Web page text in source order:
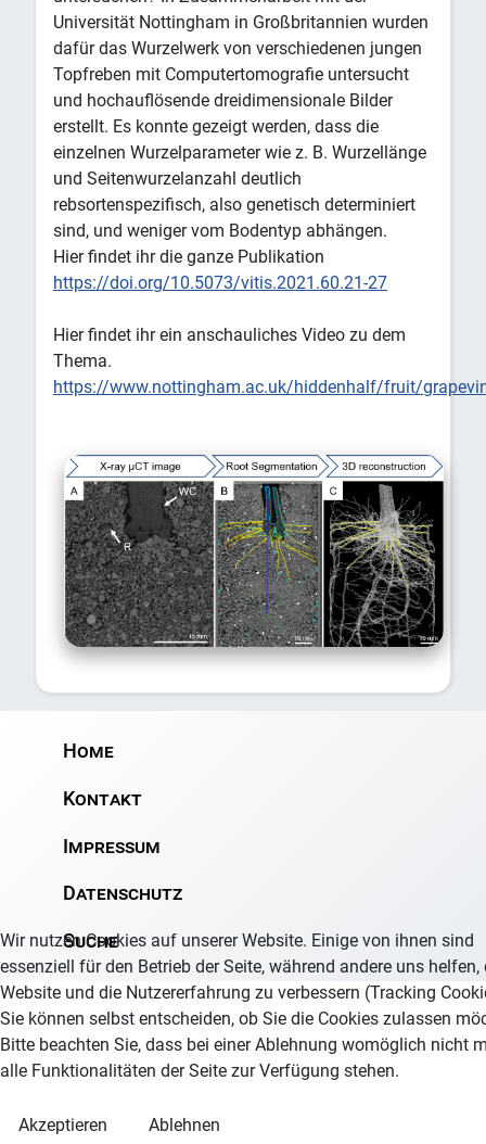
Universität Nottingham in Großbritannien wurden
dafür das Wurzelwerk von verschiedenen jungen
Topfreben mit Computertomografie untersucht
und hochauflösende dreidimensionale Bilder
erstellt. Es konnte gezeigt werden, dass die
einzelnen Wurzelparameter wie z. B. Wurzellänge
und Seitenwurzelanzahl deutlich
rebsortenspezifisch, also genetisch determiniert
sind, und weniger vom Bodentyp abhängen.
Hier findet ihr die ganze Publikation
https://doi.org/10.5073/vitis.2021.60.21-27
Hier findet ihr ein anschauliches Video zu dem
Thema.
https://www.nottingham.ac.uk/hiddenhalf/fruit/
Home
Kontakt
Impressum
Datenschutz
Suche
Wir nutzen Cookies auf unserer Website. Einige von ihnen sind
essenziell für den Betrieb der Seite, während andere uns helfen,
Website und die Nutzererfahrung zu verbessern (Tracking
Sie können selbst entscheiden, ob Sie die Cookies zulassen
Bitte beachten Sie, dass bei einer Ablehnung womöglich nicht
alle Funktionalitäten der Seite zur Verfügung stehen.
Akzeptieren Ablehnen